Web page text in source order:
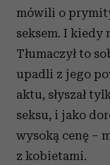
mówili o
seksem. I kiedy
Tłumaczył to
upadli z jego
aktu, słyszał
seksu, i jako
wysoką cenę –
z kobietami.